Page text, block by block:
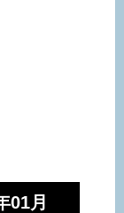
01月